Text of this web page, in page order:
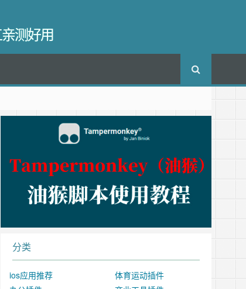
测好用
分类
ios应用推荐
体育运动插件